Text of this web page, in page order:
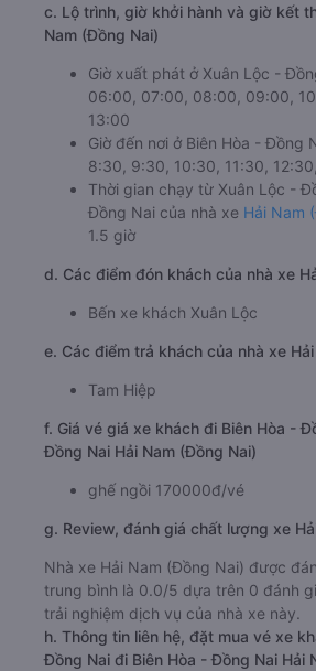
c. Lộ trình, giờ khởi hành và giờ kết
Nam (Đồng Nai)
Giờ xuất phát ở Xuân Lộc -
06:00, 07:00, 08:00, 09:00,
13:00
Giờ đến nơi ở Biên Hòa - Đồng
8:30, 9:30, 10:30, 11:30,
Thời gian chạy từ Xuân Lộc -
Đồng Nai của nhà xe Hải Nam
1.5 giờ
d. Các điểm đón khách của nhà xe
Bến xe khách Xuân Lộc
e. Các điểm trả khách của nhà xe
Tam Hiệp
f. Giá vé giá xe khách đi Biên Hòa -
Đồng Nai Hải Nam (Đồng Nai)
ghế ngồi 170000đ/vé
g. Review, đánh giá chất lượng xe
Nhà xe Hải Nam (Đồng Nai) được
trung bình là 0.0/5 dựa trên 0 đánh
trải nghiệm dịch vụ của nhà xe này.
h. Thông tin liên hệ, đặt mua vé xe
Đồng Nai đi Biên Hòa - Đồng Nai Hải